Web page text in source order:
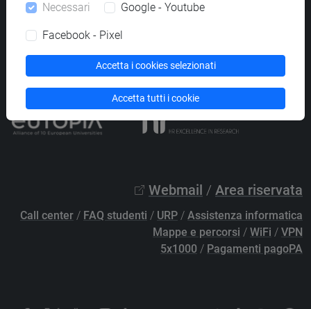
PECprotocollo@pec.unive.it
Privacy/Cookies/Credits e note legali
Elenco siti tematici
Webmail / Area riservata
Call center / FAQ studenti / URP / Assistenza informatica
Mappe e percorsi / WiFi / VPN
5x1000 / Pagamenti pagoPA
Necessari Google - Youtube
Facebook - Pixel
Accetta i cookies selezionati
Accetta tutti i cookie